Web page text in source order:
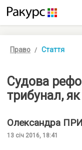
Право Стаття
Судова
трибунал,
Олександра
13 січ 2016, 18:41